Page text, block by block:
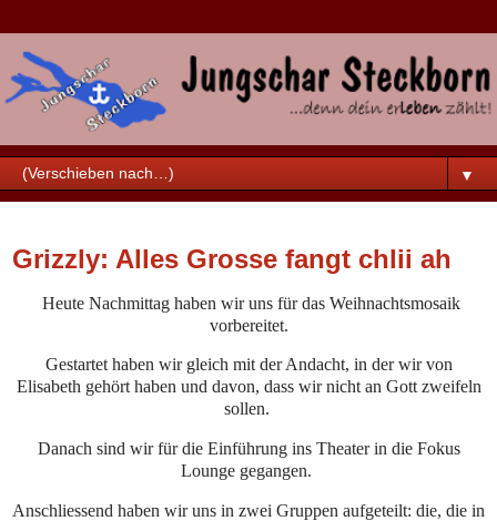
▼
Grizzly: Alles Grosse fangt chlii ah
Heute Nachmittag haben wir uns für das Weihnachtsmosaik
vorbereitet.
Gestartet haben wir gleich mit der Andacht, in der wir von
Elisabeth gehört haben und davon, dass wir nicht an Gott zweifeln
sollen.
Danach sind wir für die Einführung ins Theater in die Fokus
Lounge gegangen.
Anschliessend haben wir uns in zwei Gruppen aufgeteilt: die, die in